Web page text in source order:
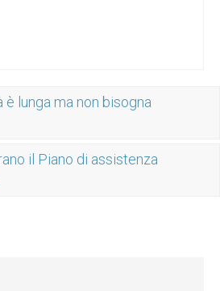
è lunga ma non bisogna
il Piano di assistenza